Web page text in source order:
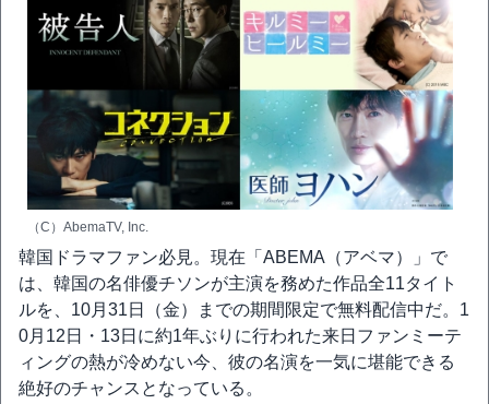
（C）AbemaTV, Inc.
韓国ドラマファン必見。現在「ABEMA（アベマ）」で
は、韓国の名俳優チソンが主演を務めた作品全11タイト
ルを、10月31日（金）までの期間限定で無料配信中だ。1
0月12日・13日に約1年ぶりに行われた来日ファンミーテ
ィングの熱が冷めない今、彼の名演を一気に堪能できる
絶好のチャンスとなっている。